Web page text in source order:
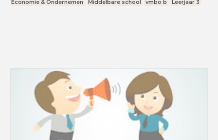
Economie & Ondernemen Middelbare school vmbo b Leerjaar 3